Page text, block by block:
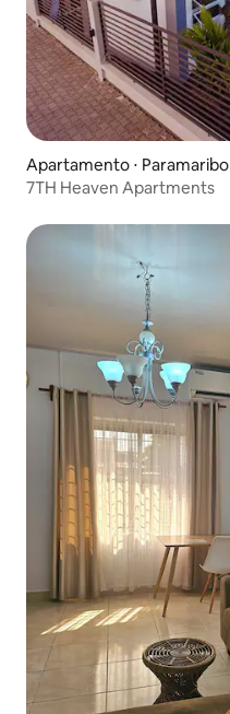
Apartamento ⋅ Paramaribo
7TH Heaven Apartments